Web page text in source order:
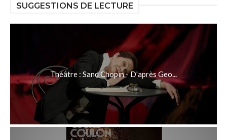
SUGGESTIONS DE LECTURE
Théâtre : Sand Chopin - D'après Geo...